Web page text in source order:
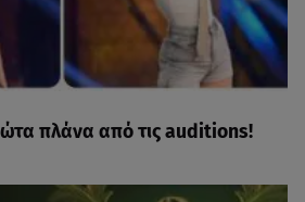
πλάνα από τις auditions!